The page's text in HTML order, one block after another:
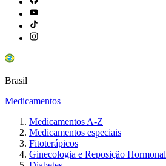
Brasil
Medicamentos
Medicamentos A-Z
Medicamentos especiais
Fitoterápicos
Ginecologia e Reposição Hormonal